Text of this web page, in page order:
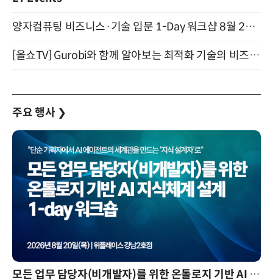
양자컴퓨팅 비즈니스·기술 입문 1-Day 워크샵 8월 28일 개최
[올쇼TV] Gurobi와 함께 알아보는 최적화 기술의 비즈니스 활용 (8월 20일 생방송)
주요 행사 ❯
모든 업무 담당자(비개발자)를 위한 온톨로지 기반 AI 지식체계 설계 1-day 워크숍